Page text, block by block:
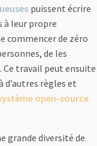
puissent écrire
à leur propre
commencer de zéro
de les
Ce travail peut ensuite
d’autres règles et
open-source
grande diversité de